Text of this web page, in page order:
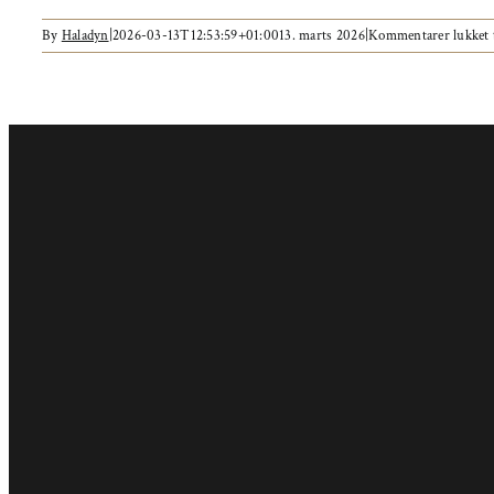
By Haladyn 2026-03-13T12:53:59+01:0013. marts 2026|Kommentarer lukket